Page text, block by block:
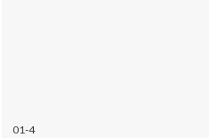
01-4